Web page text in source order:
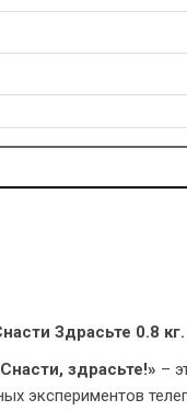
Здрасьте 0.8 кг.
здрасьте!» –
экспериментов